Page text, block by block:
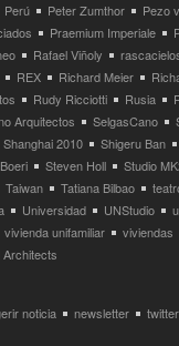
Perú Peter Zumthor
Pezo
Praemium Imperiale
Rafael Viñoly
REX Richard Meier
Rudy Ricciotti Rusia
Arquitectos SelgasCano
Shanghai 2010
Shigeru Ban
Steven Holl
Studio
Taiwan Tatiana Bilbao
Universidad UNStudio
vivienda unifamiliar
viviendas
noticia newsletter twitter